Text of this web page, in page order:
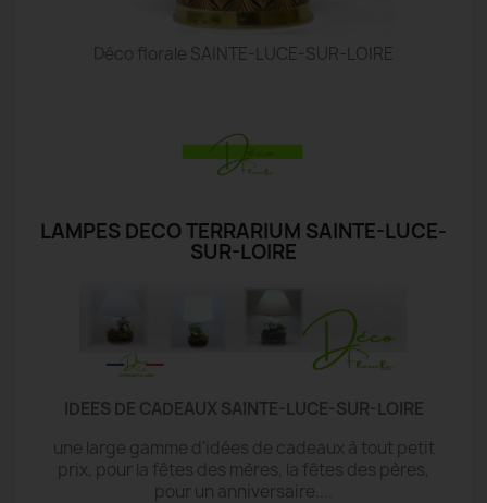
Déco florale SAINTE-LUCE-SUR-LOIRE
LAMPES DECO TERRARIUM SAINTE-LUCE-
SUR-LOIRE
IDEES DE CADEAUX SAINTE-LUCE-SUR-LOIRE
une large gamme d'idées de cadeaux à tout petit
prix, pour la fêtes des mères, la fêtes des pères,
pour un anniversaire....